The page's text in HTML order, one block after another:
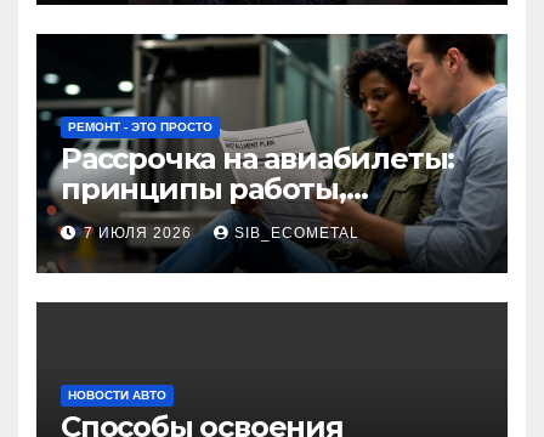
РЕМОНТ - ЭТО ПРОСТО
Рассрочка на авиабилеты:
принципы работы,
требования и
потенциальные риски
7 ИЮЛЯ 2026 SIB_ECOMETAL
НОВОСТИ АВТО
Способы освоения